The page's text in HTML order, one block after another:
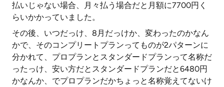
払いじゃない場合、月々払う場合だと月額に7700円く
らいかかっていました。
その後、いつだっけ、8月だっけか、変わったのかなん
かで、そのコンプリートプランってものが2パターンに
分かれて、プロプランとスタンダードプランって名称だ
ったっけ、安い方だとスタンダードプランだと6480円
かなんか、でプロプランだかちょっと名称覚えてないけ